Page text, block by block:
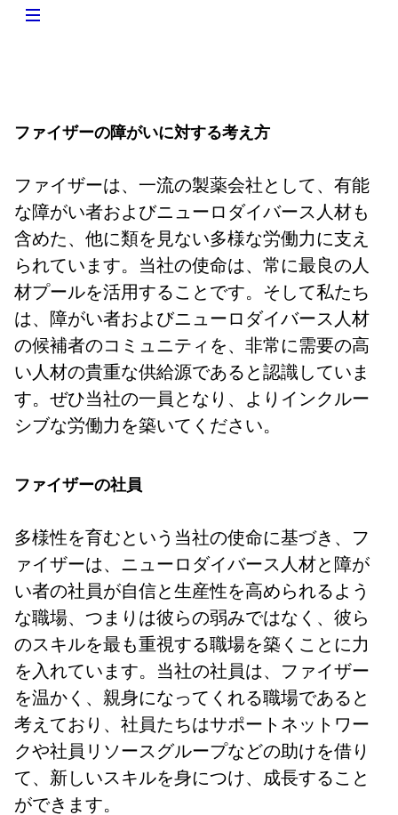
ファイザーの障がいに対する考え方
ファイザーは、一流の製薬会社として、有能
な障がい者およびニューロダイバース人材も
含めた、他に類を見ない多様な労働力に支え
られています。当社の使命は、常に最良の人
材プールを活用することです。そして私たち
は、障がい者およびニューロダイバース人材
の候補者のコミュニティを、非常に需要の高
い人材の貴重な供給源であると認識していま
す。ぜひ当社の一員となり、よりインクルー
シブな労働力を築いてください。
ファイザーの社員
多様性を育むという当社の使命に基づき、フ
ァイザーは、ニューロダイバース人材と障が
い者の社員が自信と生産性を高められるよう
な職場、つまりは彼らの弱みではなく、彼ら
のスキルを最も重視する職場を築くことに力
を入れています。当社の社員は、ファイザー
を温かく、親身になってくれる職場であると
考えており、社員たちはサポートネットワー
クや社員リソースグループなどの助けを借り
て、新しいスキルを身につけ、成長すること
ができます。